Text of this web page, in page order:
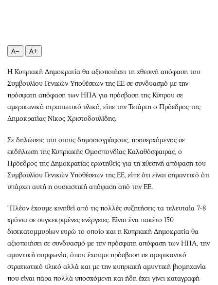
Παράξενα
Πολιτισμός
Σινεμά
Θέατρο-Χορός
Μουσική
Εικαστικά
Χειρόγραφα
Wine routes
Podcasts
Uncut
Επιστολές
A− A+
Η Κυπριακή Δημοκρατία θα αξιοποιήσει τη χθεσινή απόφαση του
Συμβουλίου Γενικών Υποθέσεων της ΕΕ σε συνδυασμό με την
πρόσφατη απόφαση των ΗΠΑ για πρόσβαση της Κύπρου σε
αμερικανικό στρατιωτικό υλικό, είπε την Τετάρτη ο Πρόεδρος της
Δημοκρατίας Νίκος Χριστοδουλίδης.
Σε δηλώσεις του στους δημοσιογράφους, προσερχόμενος σε
εκδήλωση της Κυπριακής Ομοσπονδίας Καλαθόσφαιρας, ο
Πρόεδρος της Δημοκρατίας ερωτηθείς για τη χθεσινή απόφαση του
Συμβουλίου Γενικών Υποθέσεων της ΕΕ, είπε ότι είναι σημαντικό ότι
υπάρχει αυτή η ουσιαστική απόφαση από την ΕΕ.
"Πλέον έχουμε κινηθεί από τις πολλές συζητήσεις τα τελευταία 7-8
χρόνια σε συγκεκριμένες ενέργειες. Είναι ένα πακέτο 150
δισεκατομμυρίων ευρώ το οποίο και η Κυπριακή Δημοκρατία θα
αξιοποιήσει σε συνδυασμό με την πρόσφατη απόφαση των ΗΠΑ, την
αμυντική συμφωνία, όπου έχουμε πρόσβαση σε αμερικανικό
στρατιωτικό υλικό αλλά και με την κυπριακή αμυντική βιομηχανία
που είναι πάρα πολλά υποσχόμενη και ήδη έχει γίνει καταγραφή